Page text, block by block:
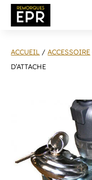
ACCUEIL /ACCESSOIRE
D’ATTACHE